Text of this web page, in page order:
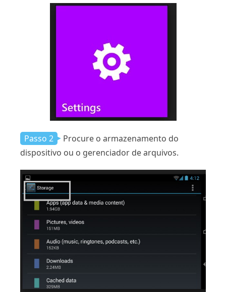
Passo 2
Procure o armazenamento do
dispositivo ou o gerenciador de arquivos.